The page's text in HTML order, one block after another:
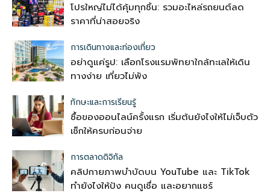
โปรใหญ่ไม่ได้คุ้มทุกชิ้น: รวมอะไหล่รถยนต์ลด
ราคาที่น่าสอยจริง
การเดินทางและท่องเที่ยว
อย่าดูแค่รูป: เลือกโรงแรมพัทยาใกล้ทะเลให้เดิน
ทางง่าย เที่ยวไม่พัง
ทักษะและการเรียนรู้
ซื้อของออนไลน์ครั้งแรก เริ่มต้นยังไงให้ไม่เจ็บตัว
เช็กให้ครบก่อนจ่าย
การตลาดดิจิทัล
คลิปกายภาพบำบัดบน YouTube และ TikTok
ทำยังไงให้ปัง คนดูเชื่อ และอยากแชร์